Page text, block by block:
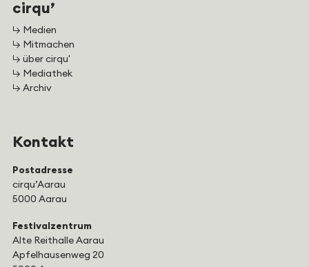
cirqu’
↳ Medien
↳ Mitmachen
↳ über cirqu'
↳ Mediathek
↳ Archiv
Kontakt
Postadresse
cirqu’Aarau
5000 Aarau
Festivalzentrum
Alte Reithalle Aarau
Apfelhausenweg 20